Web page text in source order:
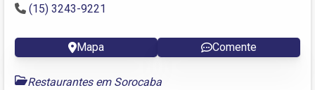
(15) 3243-9221
Mapa Comente
Restaurantes em Sorocaba